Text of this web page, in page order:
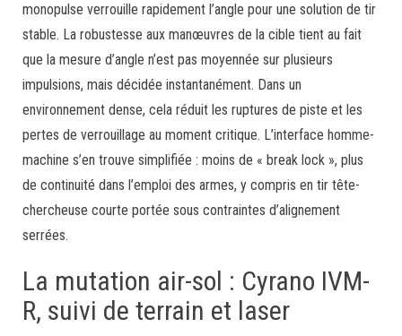
monopulse verrouille rapidement l’angle pour une solution de tir
stable. La robustesse aux manœuvres de la cible tient au fait
que la mesure d’angle n’est pas moyennée sur plusieurs
impulsions, mais décidée instantanément. Dans un
environnement dense, cela réduit les ruptures de piste et les
pertes de verrouillage au moment critique. L’interface homme-
machine s’en trouve simplifiée : moins de « break lock », plus
de continuité dans l’emploi des armes, y compris en tir tête-
chercheuse courte portée sous contraintes d’alignement
serrées.
La mutation air-sol : Cyrano IVM-
R, suivi de terrain et laser